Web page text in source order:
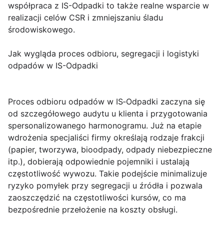
współpraca z IS-Odpadki to także realne wsparcie w
realizacji celów CSR i zmniejszaniu śladu
środowiskowego.
Jak wygląda proces odbioru, segregacji i logistyki
odpadów w IS-Odpadki
Proces odbioru odpadów w IS‑Odpadki zaczyna się
od szczegółowego audytu u klienta i przygotowania
spersonalizowanego harmonogramu. Już na etapie
wdrożenia specjaliści firmy określają rodzaje frakcji
(papier, tworzywa, bioodpady, odpady niebezpieczne
itp.), dobierają odpowiednie pojemniki i ustalają
częstotliwość wywozu. Takie podejście minimalizuje
ryzyko pomyłek przy segregacji u źródła i pozwala
zaoszczędzić na częstotliwości kursów, co ma
bezpośrednie przełożenie na koszty obsługi.